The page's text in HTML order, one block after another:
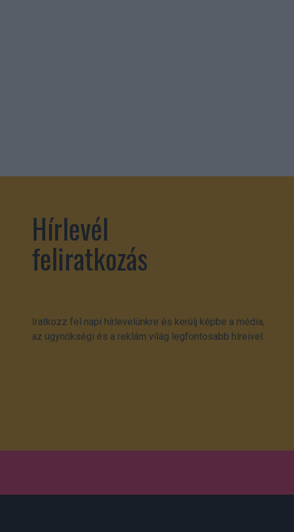
Hírlevél
feliratkozás
Iratkozz fel napi hírlevelünkre és kerülj képbe a média,
az ügynökségi és a reklám világ legfontosabb híreivel.